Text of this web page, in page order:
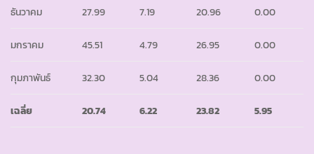
ธันวาคม 27.99 7.19 20.96 0.00
มกราคม 45.51 4.79 26.95 0.00
กุมภาพันธ์ 32.30 5.04 28.36 0.00
เฉลี่ย 20.74 6.22 23.82 5.95